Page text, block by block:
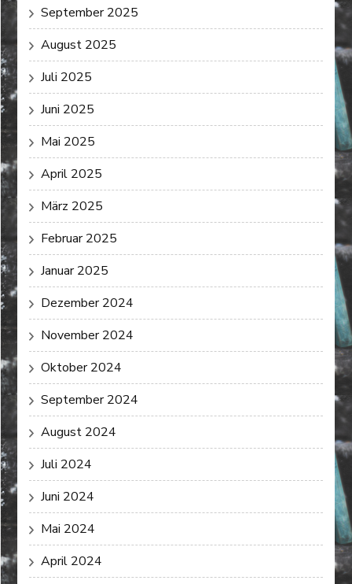
September 2025
August 2025
Juli 2025
Juni 2025
Mai 2025
April 2025
März 2025
Februar 2025
Januar 2025
Dezember 2024
November 2024
Oktober 2024
September 2024
August 2024
Juli 2024
Juni 2024
Mai 2024
April 2024